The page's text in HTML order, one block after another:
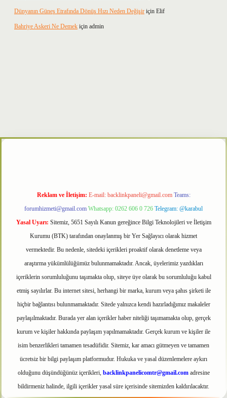
Dünyanın Güneş Etrafında Dönüş Hızı Neden Değişir için Elif
Bahriye Askeri Ne Demek için admin
Reklam ve İletişim: E-mail: backlinkpaneli@gmail.com Teams:
forumhizmeti@gmail.com Whatsapp: 0262 606 0 726 Telegram: @karabul
Yasal Uyarı: Sitemiz, 5651 Sayılı Kanun gereğince Bilgi Teknolojileri ve İletişim
Kurumu (BTK) tarafından onaylanmış bir Yer Sağlayıcı olarak hizmet
vermektedir. Bu nedenle, sitedeki içerikleri proaktif olarak denetleme veya
araştırma yükümlülüğümüz bulunmamaktadır. Ancak, üyelerimiz yazdıkları
içeriklerin sorumluluğunu taşımakta olup, siteye üye olarak bu sorumluluğu kabul
etmiş sayılırlar. Bu internet sitesi, herhangi bir marka, kurum veya şahıs şirketi ile
hiçbir bağlantısı bulunmamaktadır. Sitede yalnızca kendi hazırladığımız makaleler
paylaşılmaktadır. Burada yer alan içerikler haber niteliği taşımamakta olup, gerçek
kurum ve kişiler hakkında paylaşım yapılmamaktadır. Gerçek kurum ve kişiler ile
isim benzerlikleri tamamen tesadüfidir. Sitemiz, kar amacı gütmeyen ve tamamen
ücretsiz bir bilgi paylaşım platformudur. Hukuka ve yasal düzenlemelere aykırı
olduğunu düşündüğünüz içerikleri, backlinkpanelicomtr@gmail.comadresine
bildirmeniz halinde, ilgili içerikler yasal süre içerisinde sitemizden kaldırılacaktır.